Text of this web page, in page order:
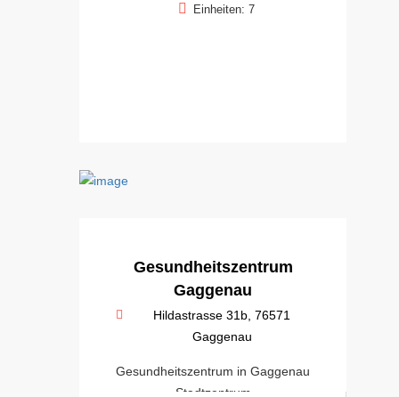
Einheiten: 7
Gesundheitszentrum
Gaggenau
Hildastrasse 31b, 76571
Gaggenau
Gesundheitszentrum in Gaggenau
Stadtzentrum